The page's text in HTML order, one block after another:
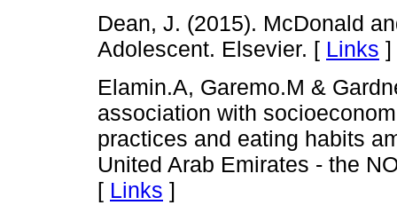
Dean, J. (2015). McDonald
Adolescent. Elsevier. [ Links ]
Elamin.A, Garemo.M &
association with
practices and eating habits
United Arab Emirates - the
[ Links ]